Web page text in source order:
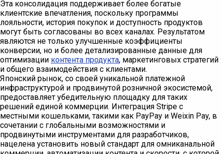
Эта консолидация поддерживает более богатые
клиентские впечатления, поскольку программы
лояльности, история покупок и доступность продуктов
могут быть согласованы во всех каналах. Результатом
являются не только улучшенные коэффициенты
конверсии, но и более детализированные данные для
оптимизации контента продукта, маркетинговых стратегий
и общего взаимодействия с клиентами.
Японский рынок, со своей уникальной платежной
инфраструктурой и продвинутой розничной экосистемой,
предоставляет убедительную площадку для таких
решений единой коммерции. Интеграция Stripe с
местными кошельками, такими как PayPay и Weixin Pay, в
сочетании с глобальными возможностями и
продвинутыми инструментами для разработчиков,
нацелена установить новый стандарт для омниканальной